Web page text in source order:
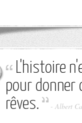
L'histoire
pour donner
rêves.
- Albert